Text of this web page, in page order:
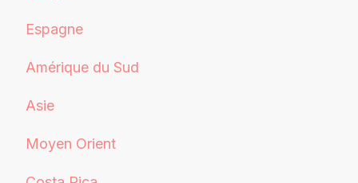
Espagne
Amérique du Sud
Asie
Moyen Orient